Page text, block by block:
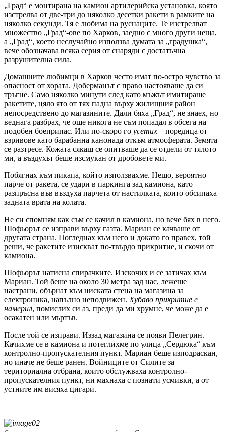
„Град“ е монтирана на камион артилерийска установка, която
изстрелва от две-три до няколко десетки ракети в рамките на
няколко секунди. Тя е любима на руснаците. Те изстрелват
множество „Град“-ове по Харков, заедно с много други неща,
а „Град“, което неслучайно използва думата за „градушка“,
вече обозначава всяка серия от снаряди с достатъчна
разрушителна сила.
Домашните любимци в Харков често имат по-остро чувство за
опасност от хората. Доберманът с право настояваше да си
тръгне. Само няколко минути след като мъжът имитираше
ракетите, цяло ято от тях падна върху жилищния район
непосредствено до магазините. Дали бяха „Град“, не знаех, но
веднага разбрах, че още никога не съм попадал в обсега на
подобен боеприпас. Или по-скоро го усетих – поредица от
взривове като барабанна канонада откъм атмосферата. Земята
се разтресе. Кожата сякаш се опитваше да се отдели от тялото
ми, а въздухът беше изсмукан от дробовете ми.
Побягнах към пикапа, който използвахме. Нещо, вероятно
парче от ракета, се удари в паркинга зад камиона, като
разпръсна във въздуха парчета от настилката, които обсипаха
задната врата на колата.
Не си спомням как съм се качил в камиона, но вече бях в него.
Шофьорът се изправи върху газта. Мариан се качваше от
другата страна. Погледнах към него и докато го правех, той
реши, че ракетите изискват по-твърдо прикритие, и скочи от
камиона.
Шофьорът натисна спирачките. Изскочих и се затичах към
Мариан. Той беше на около 30 метра зад нас, лежеше
настрани, обърнат към ниската стена на магазина за
електроника, напълно неподвижен. Хубаво прикритие е
намерил, помислих си аз, преди да ми хрумне, че може да е
осакатен или мъртъв.
После той се изправи. Иззад магазина се появи Пелегрин.
Качихме се в камиона и потеглихме по улица „Сердюка“ към
контролно-пропускателния пункт. Мариан беше изподраскан,
но иначе не беше ранен. Войниците от Силите за
териториална отбрана, които обслужваха контролно-
пропускателния пункт, ни махнаха с познати усмивки, а от
устните им висяха цигари.